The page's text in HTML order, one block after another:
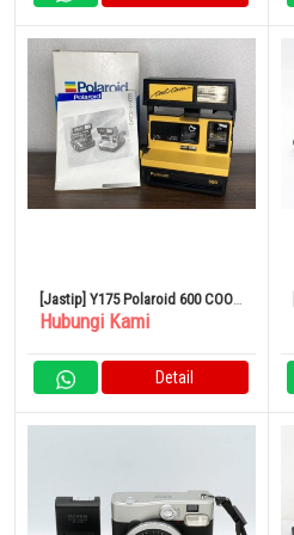
[Jastip] Y175 Polaroid 600 COOL
CAM Kuning Hitam
Hubungi Kami
Detail